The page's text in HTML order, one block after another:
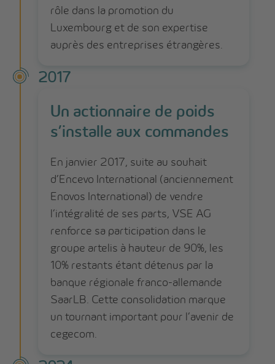
rôle dans la promotion du
Luxembourg et de son expertise
auprès des entreprises étrangères.
2017
Un actionnaire de poids
s’installe aux commandes
En janvier 2017, suite au souhait
d’Encevo International (anciennement
Enovos International) de vendre
l’intégralité de ses parts, VSE AG
renforce sa participation dans le
groupe artelis à hauteur de 90%, les
10% restants étant détenus par la
banque régionale franco-allemande
SaarLB. Cette consolidation marque
un tournant important pour l’avenir de
cegecom.